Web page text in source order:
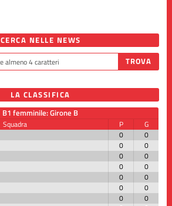
CERCA NELLE NEWS
LA CLASSIFICA
B1 femminile: Girone B
Squadra P
G
0
0
0
0
0
0
0
0
0
0
0
0
0
0